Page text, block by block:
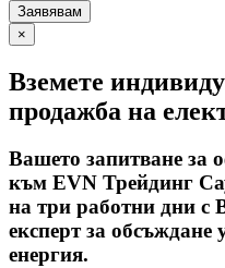
×
Вземете
продажба на
Вашето запитване за
към EVN Трейдинг
на три работни дни с
експерт за обсъждане
енергия.